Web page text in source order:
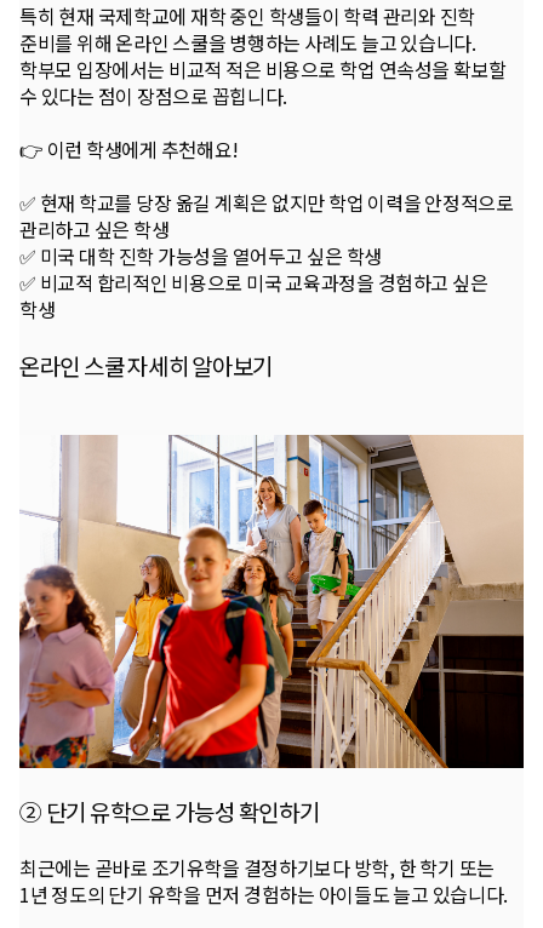
특히 현재 국제학교에 재학 중인 학생들이 학력 관리와 진학
준비를 위해 온라인 스쿨을 병행하는 사례도 늘고 있습니다.
학부모 입장에서는 비교적 적은 비용으로 학업 연속성을 확보할
수 있다는 점이 장점으로 꼽힙니다.
👉 이런 학생에게 추천해요!
✅ 현재 학교를 당장 옮길 계획은 없지만 학업 이력을 안정적으로
관리하고 싶은 학생
✅ 미국 대학 진학 가능성을 열어두고 싶은 학생
✅ 비교적 합리적인 비용으로 미국 교육과정을 경험하고 싶은
학생
온라인 스쿨 자세히 알아보기
② 단기 유학으로 가능성 확인하기
최근에는 곧바로 조기유학을 결정하기보다 방학, 한 학기 또는
1년 정도의 단기 유학을 먼저 경험하는 아이들도 늘고 있습니다.